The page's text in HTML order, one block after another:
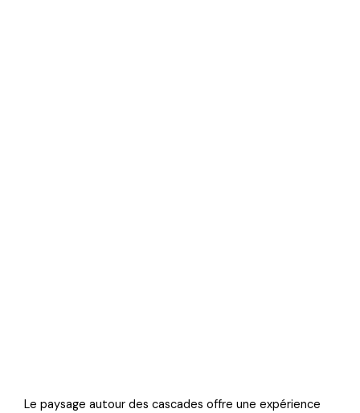
Le paysage autour des cascades offre une expérience